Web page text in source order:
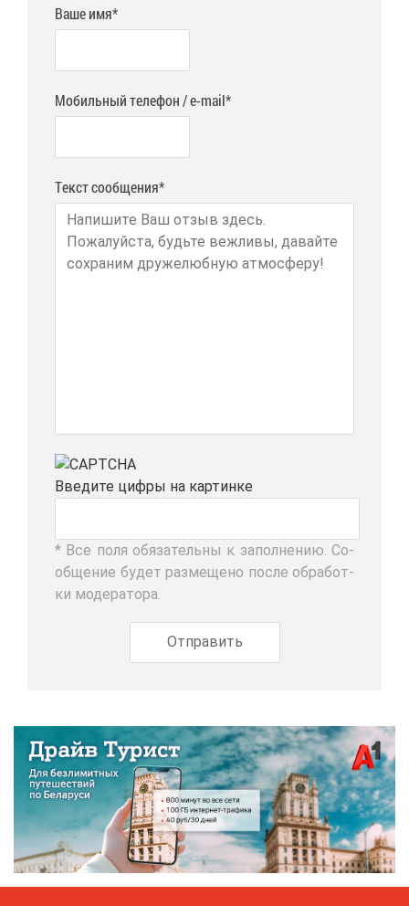
Ваше имя*
Мобильный телефон / e-mail*
Текст сообщения*
Вве­ди­те циф­ры на кар­тин­ке
* Все по­ля обя­за­тель­ны к за­пол­не­нию. Со­
об­ще­ние бу­дет раз­ме­ще­но по­сле об­ра­бот­
ки мо­де­ра­то­ра.